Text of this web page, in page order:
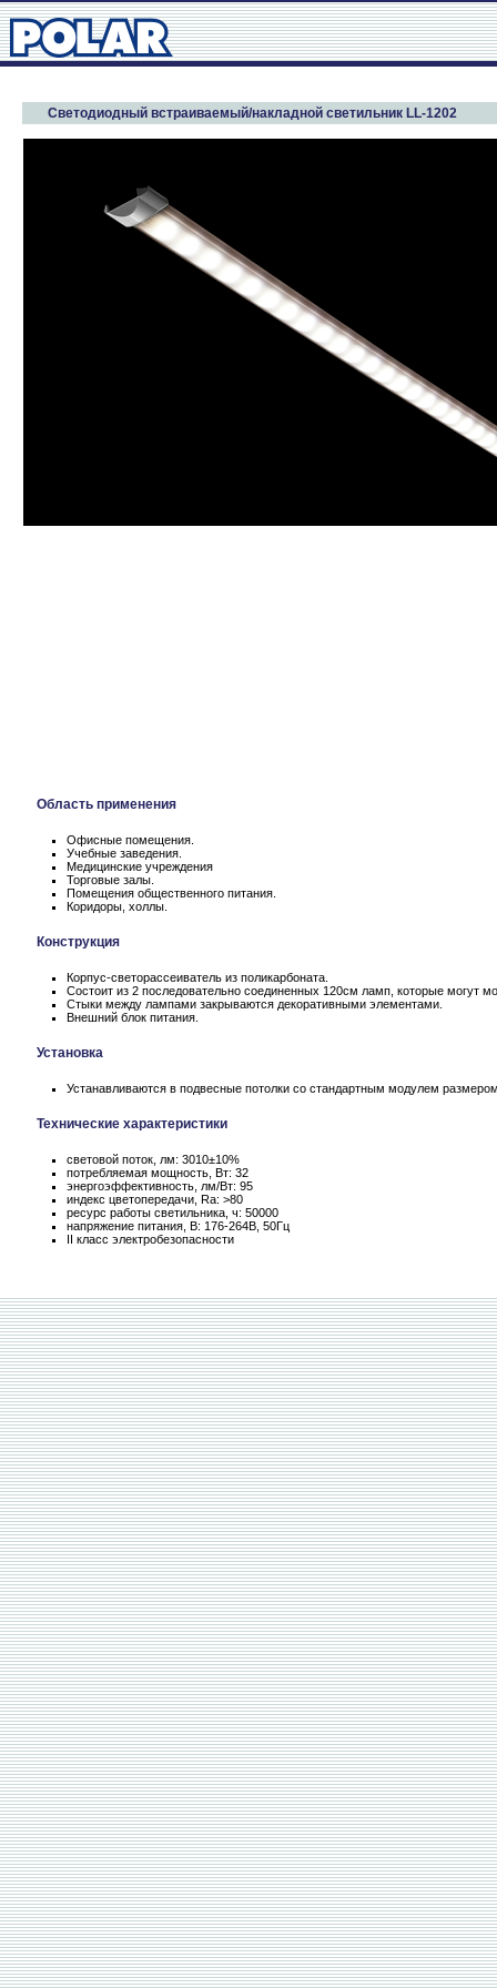
Светодиодный встраиваемый/накладной светильник LL-1202
Область применения
Офисные помещения.
Учебные заведения.
Медицинские учреждения
Торговые залы.
Помещения общественного питания.
Коридоры, холлы.
Конструкция
Корпус-светорассеиватель из поликарбоната.
Состоит из 2 последовательно соединенных 120см ламп, которые могут
Стыки между лампами закрываются декоративными элементами.
Внешний блок питания.
Установка
Устанавливаются в подвесные потолки со стандартным модулем
Технические характеристики
световой поток, лм: 3010±10%
потребляемая мощность, Вт: 32
энергоэффективность, лм/Вт: 95
индекс цветопередачи, Ra: >80
ресурс работы светильника, ч: 50000
напряжение питания, В: 176-264В, 50Гц
II класс электробезопасности